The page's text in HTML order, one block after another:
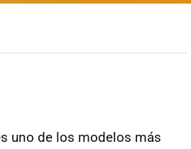
uno de los modelos más